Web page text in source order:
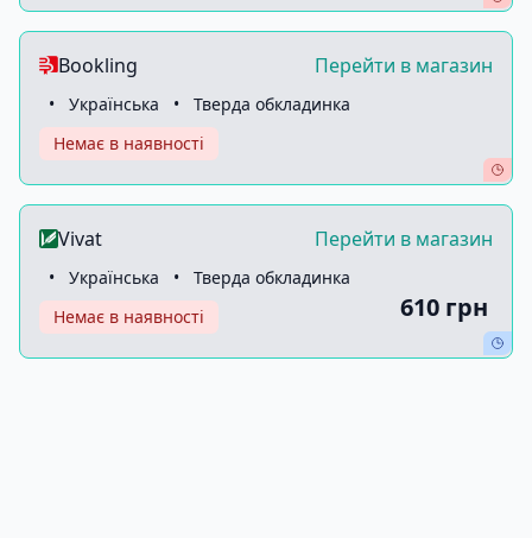
Bookling Перейти в магазин
• Українська •
Тверда обкладинка
Немає в наявності
Vivat Перейти в магазин
• Українська •
Тверда обкладинка
Немає в наявності
610 грн